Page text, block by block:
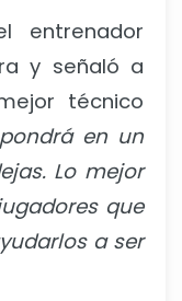
entrenador
y señaló a
técnico
en un
Lo mejor
que
a ser